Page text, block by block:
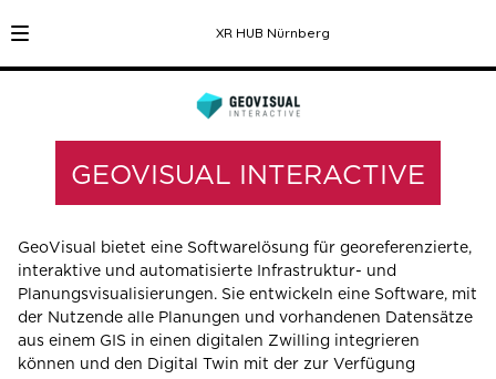
XR HUB Nürnberg
GEOVISUAL INTERACTIVE
GeoVisual bietet eine Softwarelösung für georeferenzierte,
interaktive und automatisierte Infrastruktur- und
Planungsvisualisierungen. Sie entwickeln eine Software, mit
der Nutzende alle Planungen und vorhandenen Datensätze
aus einem GIS in einen digitalen Zwilling integrieren
können und den Digital Twin mit der zur Verfügung